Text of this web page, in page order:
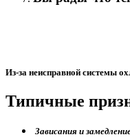
Из-за неисправной системы
Типичные
Зависания и